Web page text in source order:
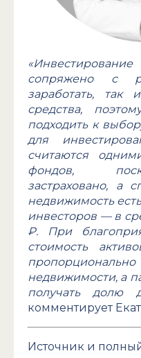
сопряжено с
заработать, так
средства,
подходить к
для
считаются
фондов,
застраховано, а
недвижимость
инвесторов — в
₽. При
стоимость
недвижимости, а
получать долю
комментирует
Источник и полный